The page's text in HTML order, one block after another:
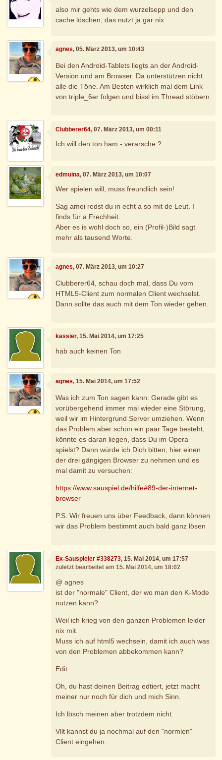
also mir gehts wie dem wurzelsepp und den
cache löschen, das nutzt ja gar nix
agnes, 05. März 2013, um 10:43
Bei den Android-Tablets liegts an der Android-
Version und am Browser. Da unterstützen nicht
alle die Töne. Am Besten wirklich mal dem Link
von triple_6er folgen und bissl im Thread stöbern
Clubberer64, 07. März 2013, um 00:11
Ich will den ton ham - verarsche ?
edmuina, 07. März 2013, um 10:07
Wer spielen will, muss freundlich sein!
Sag amoi redst du in echt a so mit de Leut. I
finds für a Frechheit.
Aber es is wohl doch so, ein (Profil-)Bild sagt
mehr als tausend Worte.
agnes, 07. März 2013, um 10:27
Clubberer64, schau doch mal, dass Du vom
HTML5-Client zum normalen Client wechselst.
Dann sollte das auch mit dem Ton wieder gehen.
kassier, 15. Mai 2014, um 17:25
hab auch keinen Ton
agnes, 15. Mai 2014, um 17:52
Was ich zum Ton sagen kann: Gerade gibt es
vorübergehend immer mal wieder eine Störung,
weil wir im Hintergrund Server umziehen. Wenn
das Problem aber schon ein paar Tage besteht,
könnte es daran liegen, dass Du im Opera
spielst? Dann würde ich Dich bitten, hier einen
der drei gängigen Browser zu nehmen und es
mal damit zu versuchen:
https://www.sauspiel.de/hilfe#89-der-internet-
browser
P.S. Wir freuen uns über Feedback, dann können
wir das Problem bestimmt auch bald ganz lösen
Ex-Sauspieler #338273, 15. Mai 2014, um 17:57
zuletzt bearbeitet am 15. Mai 2014, um 18:02
@ agnes
ist der "normale" Client, der wo man den K-Mode
nutzen kann?
Weil ich krieg von den ganzen Problemen leider
nix mit.
Muss ich auf html5 wechseln, damit ich auch was
von den Problemen abbekommen kann?
Edit:
Oh, du hast deinen Beitrag edtiert, jetzt macht
meiner nur noch für dich und mich Sinn.
Ich lösch meinen aber trotzdem nicht.
Vllt kannst du ja nochmal auf den "normlen"
Client eingehen.